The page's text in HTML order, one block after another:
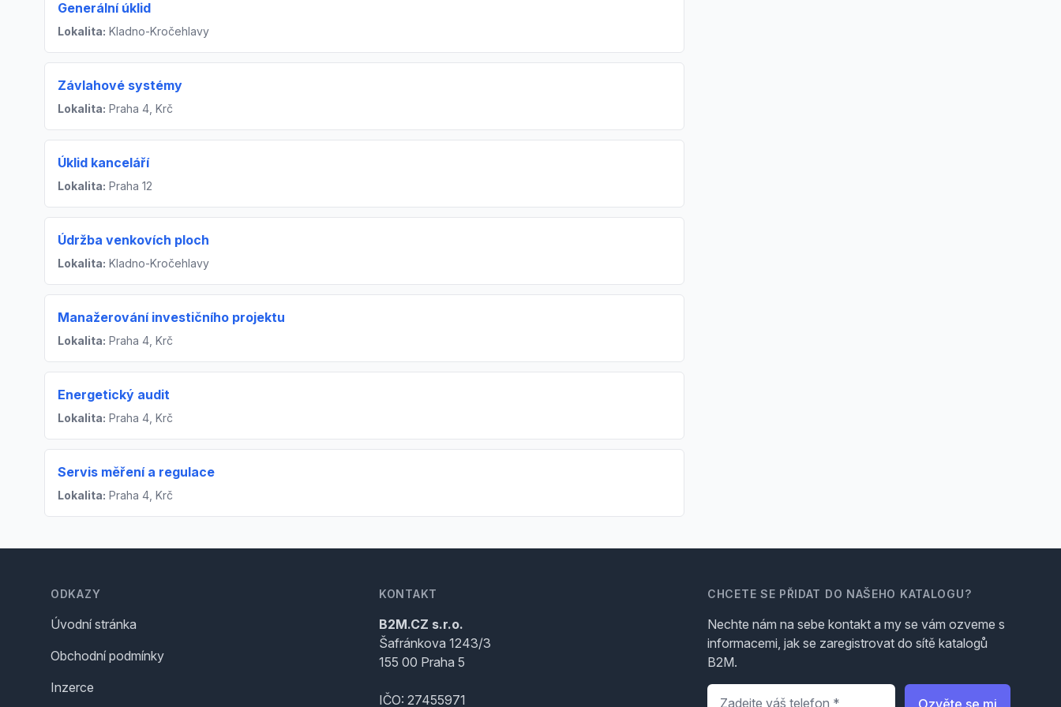
Generální úklid
Lokalita: Kladno-Kročehlavy
Závlahové systémy
Lokalita: Praha 4, Krč
Úklid kanceláří
Lokalita: Praha 12
Údržba venkovích ploch
Lokalita: Kladno-Kročehlavy
Manažerování investičního projektu
Lokalita: Praha 4, Krč
Energetický audit
Lokalita: Praha 4, Krč
Servis měření a regulace
Lokalita: Praha 4, Krč
ODKAZY
Úvodní stránka
Obchodní podmínky
Inzerce
KONTAKT
B2M.CZ s.r.o.
Šafránkova 1243/3
155 00 Praha 5
IČO: 27455971
CHCETE SE PŘIDAT DO NAŠEHO KATALOGU?
Nechte nám na sebe kontakt a my se vám ozveme s
informacemi, jak se zaregistrovat do sítě katalogů
B2M.
Telefon
Ozvěte se mi